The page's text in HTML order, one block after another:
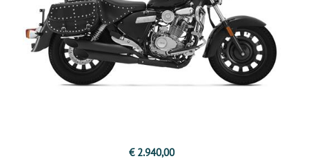
€ 2.940,00